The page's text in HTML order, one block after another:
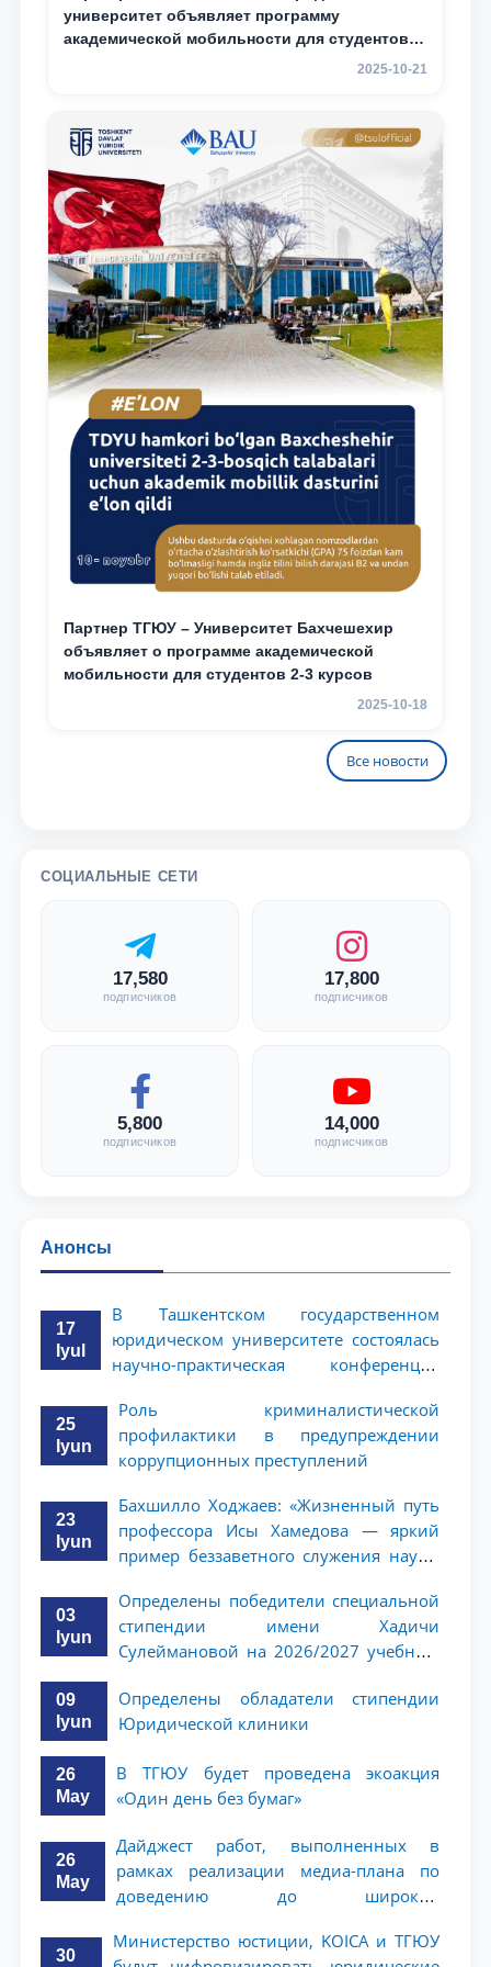
университет объявляет программу
академической мобильности для студентов
2025-10-21
Партнер ТГЮУ – Университет Бахчешехир
объявляет о программе академической
мобильности для студентов 2-3 курсов
2025-10-18
Все новости
СОЦИАЛЬНЫЕ СЕТИ
17,580
подписчиков
17,800
подписчиков
5,800
подписчиков
14,000
подписчиков
Анонсы
17
Iyul
В Ташкентском государственном
юридическом университете состоялась
научно-практическая конференция
25
Iyun
Роль криминалистической
профилактики в предупреждении
коррупционных преступлений
23
Iyun
Бахшилло Ходжаев: «Жизненный путь
профессора Исы Хамедова — яркий
пример беззаветного служения науке,
поколения»
03
Iyun
Определены победители специальной
стипендии имени Хадичи
Сулеймановой на 2026/2027 учебный
09
Iyun
Определены обладатели стипендии
Юридической клиники
26
May
В ТГЮУ будет проведена экоакция
«Один день без бумаг»
26
May
Дайджест работ, выполненных в
рамках реализации медиа-плана по
доведению до широкой
задач, определённых в Послании
30
Министерство юстиции, KOICA и ТГЮУ